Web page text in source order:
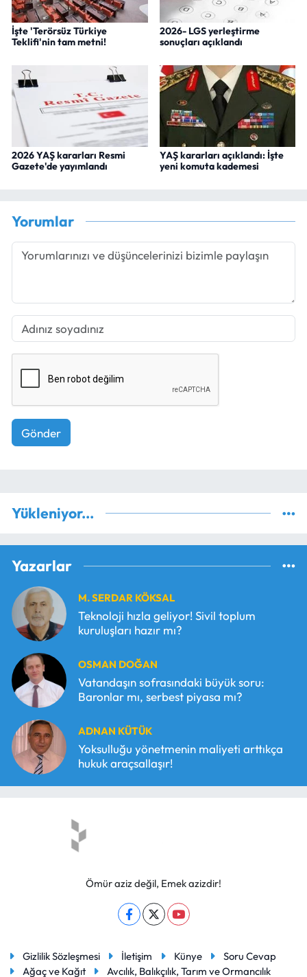
İşte 'Terörsüz Türkiye
Teklifi'nin tam metni!
2026- LGS yerleştirme
sonuçları açıklandı
2026 YAŞ kararları Resmi
Gazete'de yayımlandı
YAŞ kararları açıklandı: İşte
yeni komuta kademesi
Yorumlar
Gönder
Yükleniyor...
Yazarlar
M. SERDAR KÖKSAL
Teknoloji hızla geliyor! Sivil toplum
kuruluşları hazır mı?
OSMAN DOĞAN
Vatandaşın sofrasındaki büyük soru:
Baronlar mı, serbest piyasa mı?
ADNAN KÜTÜK
Yoksulluğu yönetmenin maliyeti arttıkça
hukuk araçsallaşır!
Ömür aziz değil, Emek azizdir!
Gizlilik Sözleşmesi İletişim Künye
Soru Cevap
Ağaç ve Kağıt
Avcılık, Balıkçılık, Tarım ve Ormancılık